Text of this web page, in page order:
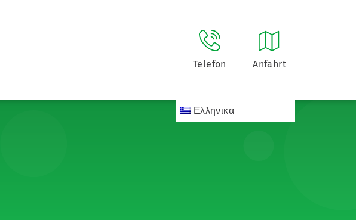
Telefon Anfahrt
Ελληνικα